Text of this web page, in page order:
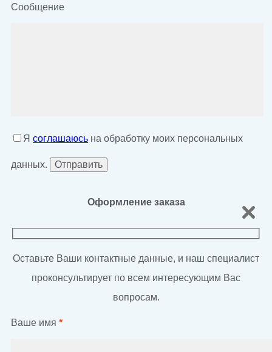
Сообщение
Я соглашаюсь на обработку моих персональных
данных.
Оформление заказа
Оставьте Ваши контактные данные, и наш специалист
проконсультирует по всем интересующим Вас
вопросам.
Ваше имя *